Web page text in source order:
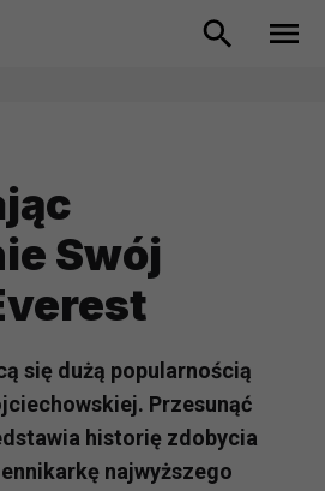
Swój
się dużą popularnością
Przesunąć
historię zdobycia
najwyższego